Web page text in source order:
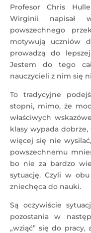
Profesor Chris
Wirginii napisał
powszechnego
motywują uczniów
prowadzą do
Jestem do tego
nauczycieli z nim się
To tradycyjne
stopni, mimo, że
właściwych
klasy wypada
więcej się nie
powszechnemu
bo nie za bardzo
sytuację. Czyli w
zniechęca do nauki.
Są oczywiście
pozostania w
„wziąć” się do